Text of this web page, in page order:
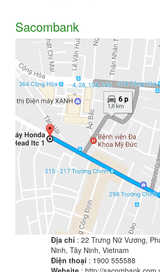
Sacombank
Địa chỉ : 22 Trưng Nữ Vương,
Ninh, Tây Ninh, Vietnam
Điện thoại : 1900 555588